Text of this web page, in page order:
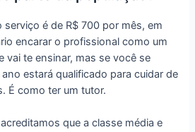
é de R$ 700 por mês, em
encarar o profissional como um
vai te ensinar, mas se você se
estará qualificado para cuidar de
É como ter um tutor.
que a classe média e